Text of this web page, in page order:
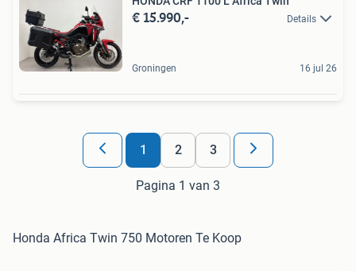
€ 15.990,- Details
Groningen 16 jul 26
1 2 3
Pagina 1 van 3
Honda Africa Twin 750 Motoren Te Koop